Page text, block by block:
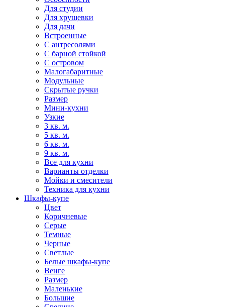
Для студии
Для хрущевки
Для дачи
Встроенные
С антресолями
С барной стойкой
С островом
Малогабаритные
Модульные
Скрытые ручки
Размер
Мини-кухни
Узкие
3 кв. м.
5 кв. м.
6 кв. м.
9 кв. м.
Все для кухни
Варианты отделки
Мойки и смесители
Техника для кухни
Шкафы-купе
Цвет
Коричневые
Серые
Темные
Черные
Светлые
Белые шкафы-купе
Венге
Размер
Маленькие
Большие